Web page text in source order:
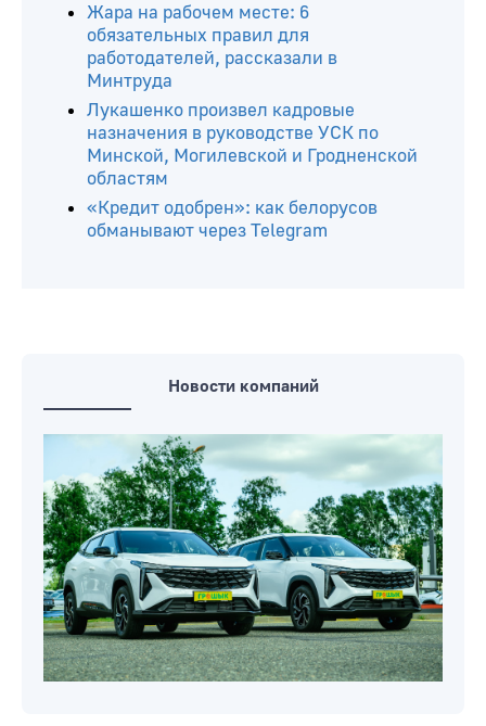
Жара на рабочем месте: 6
обязательных правил для
работодателей, рассказали в
Минтруда
Лукашенко произвел кадровые
назначения в руководстве УСК по
Минской, Могилевской и Гродненской
областям
«Кредит одобрен»: как белорусов
обманывают через Telegram
Новости компаний